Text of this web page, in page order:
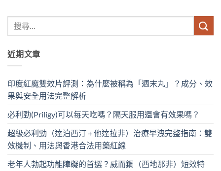
近期文章
印度紅魔雙效片評測：為什麼被稱為「週末丸」？成分、效
果與安全用法完整解析
必利勁(Priligy)可以每天吃嗎？隔天服用還會有效果嗎？
超級必利勁（達泊西汀 + 他達拉非）治療早洩完整指南：雙
效機制、用法與香港合法用藥紅線
老年人勃起功能障礙的首選？威而鋼（西地那非）短效特